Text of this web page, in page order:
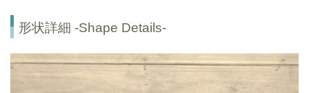
形状詳細 -Shape Details-